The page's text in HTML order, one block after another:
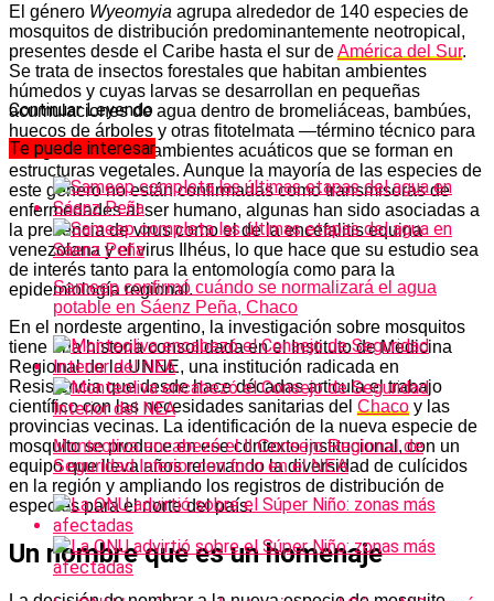
El género Wyeomyia agrupa alrededor de 140 especies de
mosquitos de distribución predominantemente neotropical,
presentes desde el Caribe hasta el sur deAmérica del Sur.
Se trata de insectos forestales que habitan ambientes
húmedos y cuyas larvas se desarrollan en pequeñas
acumulaciones de agua dentro de bromeliáceas, bambúes,
huecos de árboles y otras fitotelmata —término técnico para
designar los microambientes acuáticos que se forman en
estructuras vegetales. Aunque la mayoría de las especies de
este género no están confirmadas como transmisoras de
enfermedades al ser humano, algunas han sido asociadas a
la presencia de virus como el de la encefalitis equina
venezolana y el virus Ilhéus, lo que hace que su estudio sea
de interés tanto para la entomología como para la
epidemiología regional.
En el nordeste argentino, la investigación sobre mosquitos
tiene una historia consolidada en el Instituto de Medicina
Regional de la UNNE, una institución radicada en
Resistencia que desde hace décadas articula el trabajo
científico con las necesidades sanitarias del Chaco y las
provincias vecinas. La identificación de la nueva especie de
mosquito se produce en ese contexto institucional, con un
equipo que lleva años relevando la diversidad de culícidos
en la región y ampliando los registros de distribución de
especies para el norte del país.
Un nombre que es un homenaje
Continuar Leyendo
Te puede interesar
Sameep confirmó cuándo se normalizará el agua
potable en Sáenz Peña, Chaco
Monteoliva encabezó el II Consejo Regional de
Seguridad Interior con foco en el NEA